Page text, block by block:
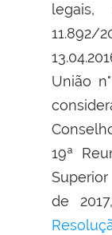
União
19ª
de